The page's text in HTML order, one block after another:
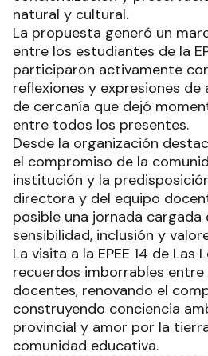
natural y cultural.
La propuesta generó un
entre los estudiantes de la
participaron activamente
reflexiones y expresiones de
de cercanía que dejó
entre todos los presentes.
Desde la organización
el compromiso de la
institución y la
directora y del equipo
posible una jornada cargada
sensibilidad, inclusión y
La visita a la EPEE 14 de Las
recuerdos imborrables
docentes, renovando el
construyendo conciencia
provincial y amor por la
comunidad educativa.